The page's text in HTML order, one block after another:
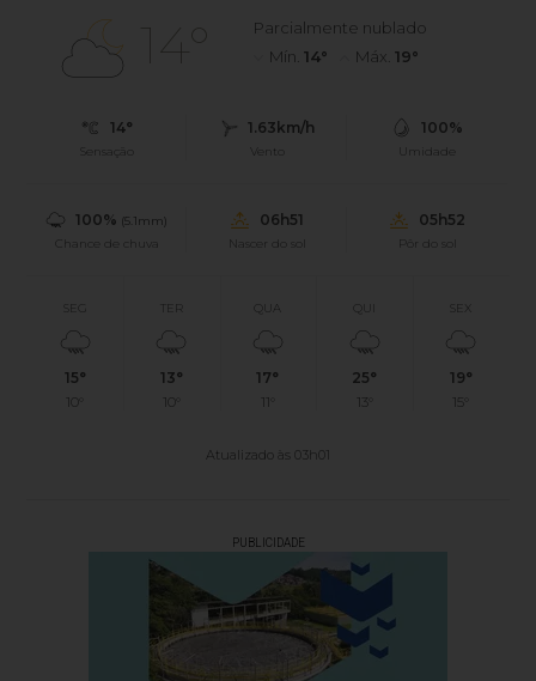
14°
Parcialmente nublado
Mín. 14° Máx. 19°
14°
Sensação
1.63km/h
Vento
100%
Umidade
100% (5.1mm)
Chance de chuva
06h51
Nascer do sol
05h52
Pôr do sol
SEG
15°
10°
TER
13°
10°
QUA
17°
11°
25°
13°
SEX
19°
15°
Atualizado às 03h01
PUBLICIDADE